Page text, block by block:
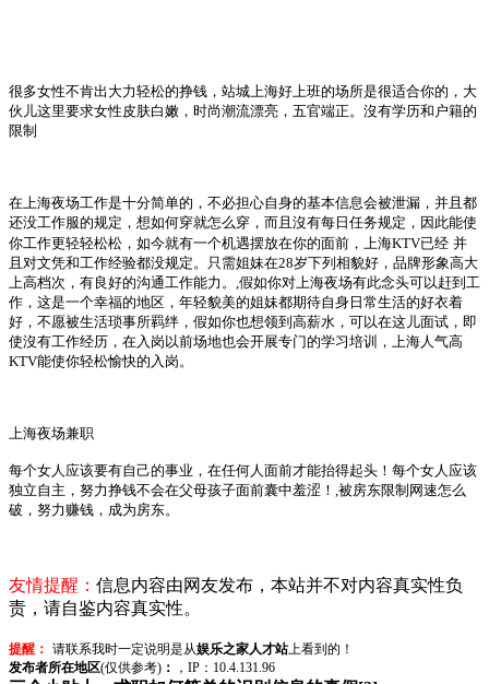
很多女性不肯出大力轻松的挣钱，站城上海好上班的场所是很适合你的，大
伙儿这里要求女性皮肤白嫩，时尚潮流漂亮，五官端正。沒有学历和户籍的
限制
在上海夜场工作是十分简单的，不必担心自身的基本信息会被泄漏，并且都
还没工作服的规定，想如何穿就怎么穿，而且沒有每日任务规定，因此能使
你工作更轻轻松松，如今就有一个机遇摆放在你的面前，上海KTV已经 并
且对文凭和工作经验都没规定。只需姐妹在28岁下列相貌好，品牌形象高大
上高档次，有良好的沟通工作能力。
假如你对上海夜场有此念头可以赶到工
作，这是一个幸福的地区，年轻貌美的姐妹都期待自身日常生活的好衣着
好，不愿被生活琐事所羁绊，假如你也想领到高薪水，可以在这儿面试，即
使沒有工作经历，在入岗以前场地也会开展专门的学习培训，上海人气高
KTV能使你轻松愉快的入岗。
上海夜场兼职
每个女人应该要有自己的事业，在任何人面前才能抬得起头！每个女人应该
独立自主，努力挣钱不会在父母孩子面前囊中羞涩！ 被房东限制网速怎么
破，努力赚钱，成为房东。
友情提醒： 信息内容由网友发布，本站并不对内容真实性负
责，请自鉴内容真实性。
提醒： 请联系我时一定说明是从娱乐之家人才站上看到的！
发布者所在地区(仅供参考) ： ，IP：10.4.131.96